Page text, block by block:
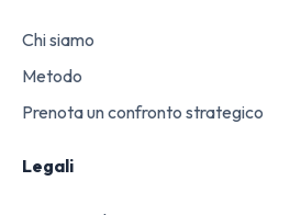
Chi siamo
Metodo
Prenota un confronto strategico
Legali